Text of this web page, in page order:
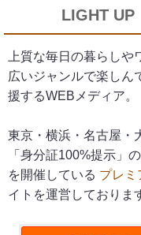
LIGHT UP
上質な毎日の暮らし
広いジャンルで楽しん
援するWEBメディア。
東京・横浜・名古屋・
「身分証100%提示」
を開催している プレミ
イトを運営しておりま